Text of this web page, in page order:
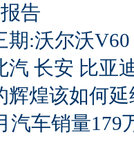
告
期:沃尔沃
汽 长安 比亚
辉煌该如何延
汽车销量179